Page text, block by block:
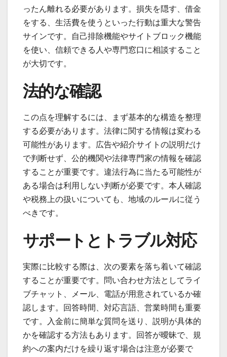
ったん離れる必要があります。損失を隠す、借金
をする、生活費を使うといった行動は重大な警告
サインです。自己排除機能やサイトブロック機能
を使い、信頼できる人や専門窓口に相談すること
が大切です。
法的な確認
この点を理解するには、まず基本的な構造を整理
する必要があります。法律に関する情報は変わる
可能性があります。広告や紹介サイトの説明だけ
で判断せず、公的機関や法律専門家の情報を確認
することが重要です。違法行為に当たる可能性が
ある場合は利用しない判断が必要です。本人確認
や税務上の扱いについても、地域のルールに従う
べきです。
サポートとトラブル対応
実際に比較する際は、次の要素を落ち着いて確認
することが重要です。問い合わせ方法としてライ
ブチャット、メール、電話が用意されているか確
認します。回答時間、対応言語、営業時間も重要
です。入金前に簡単な質問を送り、説明が具体的
かを確認する方法もあります。回答が曖昧で、規
約への案内だけを繰り返す場合は注意が必要で